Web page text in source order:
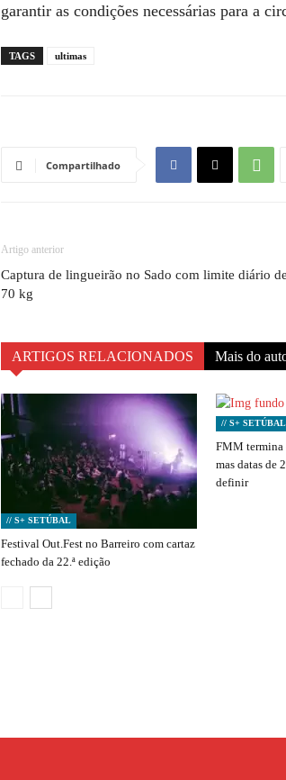
garantir as condições necessárias para a
TAGS ultimas
Compartilhado
Artigo anterior
Captura de lingueirão no Sado com limite diário de
70 kg
ARTIGOS RELACIONADOS Mais do
// S+ SETÚBAL
Festival Out.Fest no Barreiro com cartaz
fechado da 22.ª edição
// S+ SETÚBAL
FMM termina
mas datas de
definir